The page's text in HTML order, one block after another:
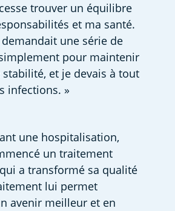
trouver un équilibre
et ma santé.
une série de
pour maintenir
et je devais à tout
infections. »
une hospitalisation,
un traitement
a transformé sa qualité
lui permet
avenir meilleur et en